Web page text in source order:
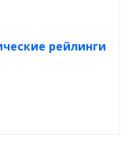
рейлинги